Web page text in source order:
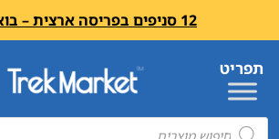
12 סניפים בפריסה ארצית – בואו לבקר